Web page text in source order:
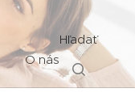
O nás
Hľadať